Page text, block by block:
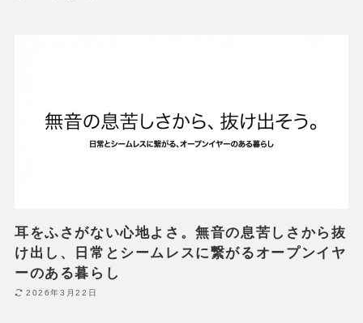
耳をふさがない心地よさ。無音の息苦しさから抜
け出し、日常とシームレスに繋がるオープンイヤ
ーのある暮らし
2026年3月22日